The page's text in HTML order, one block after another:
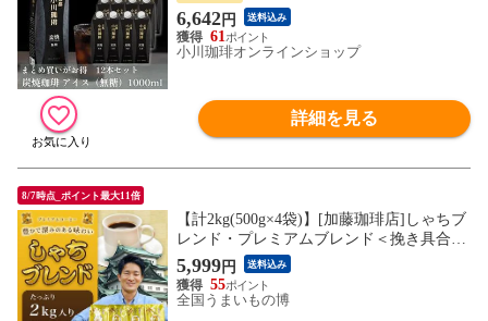
6,642円 送料込み
61
小川珈琲オンラインショップ
詳細を見る
8/7時点_ポイント最大11倍
【計2kg(500g×4袋)】[加藤珈琲店]しゃちブ
レンド・プレミアムブレンド＜挽き具合：
豆のまま＞
5,999円 送料込み
55
全国うまいもの博